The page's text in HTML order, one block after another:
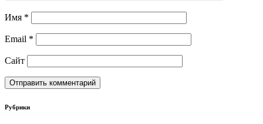
Имя *
Email *
Сайт
Рубрики